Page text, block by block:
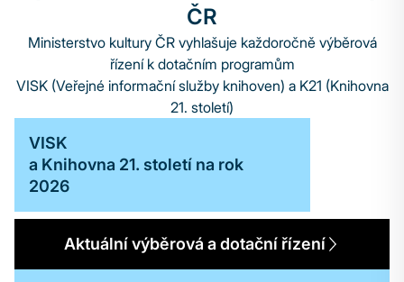
ČR
Ministerstvo kultury ČR vyhlašuje každoročně výběrová
řízení k dotačním programům
VISK (Veřejné informační služby knihoven) a K21 (Knihovna
21. století)
VISK
a Knihovna 21. století na rok
2026
Aktuální výběrová a dotační řízení